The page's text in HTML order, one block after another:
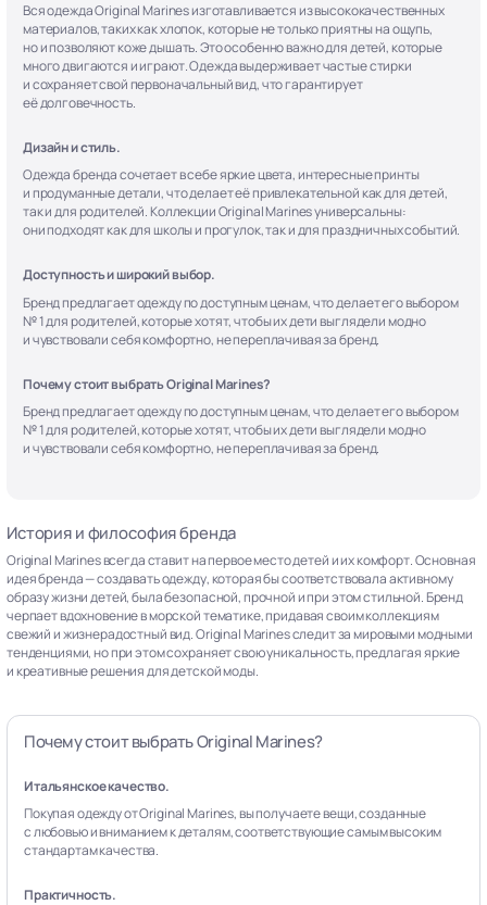
Вся одежда Original Marines изготавливается из высококачественных
материалов, таких как хлопок, которые не только приятны на ощупь,
но и позволяют коже дышать. Это особенно важно для детей, которые
много двигаются и играют. Одежда выдерживает частые стирки
и сохраняет свой первоначальный вид, что гарантирует
её долговечность.
Дизайн и стиль.
Одежда бренда сочетает в себе яркие цвета, интересные принты
и продуманные детали, что делает её привлекательной как для детей,
так и для родителей. Коллекции Original Marines универсальны:
они подходят как для школы и прогулок, так и для праздничных событий.
Доступность и широкий выбор.
Бренд предлагает одежду по доступным ценам, что делает его выбором
№ 1 для родителей, которые хотят, чтобы их дети выглядели модно
и чувствовали себя комфортно, не переплачивая за бренд.
Почему стоит выбрать Original Marines?
Бренд предлагает одежду по доступным ценам, что делает его выбором
№ 1 для родителей, которые хотят, чтобы их дети выглядели модно
и чувствовали себя комфортно, не переплачивая за бренд.
История и философия бренда
Original Marines всегда ставит на первое место детей и их комфорт. Основная
идея бренда — создавать одежду, которая бы соответствовала активному
образу жизни детей, была безопасной, прочной и при этом стильной. Бренд
черпает вдохновение в морской тематике, придавая своим коллекциям
свежий и жизнерадостный вид. Original Marines следит за мировыми модными
тенденциями, но при этом сохраняет свою уникальность, предлагая яркие
и креативные решения для детской моды.
Почему стоит выбрать Original Marines?
Итальянское качество.
Покупая одежду от Original Marines, вы получаете вещи, созданные
с любовью и вниманием к деталям, соответствующие самым высоким
стандартам качества.
Практичность.